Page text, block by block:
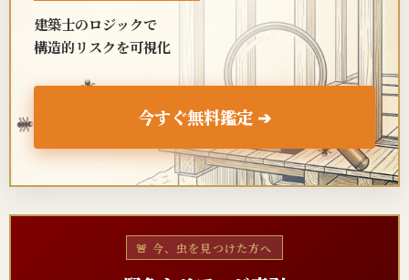
建築士のロジックで
構造的リスクを可視化
今すぐ無料鑑定 ➔
🐜
🐜
🐜
🚨 今、虫を見つけた方へ